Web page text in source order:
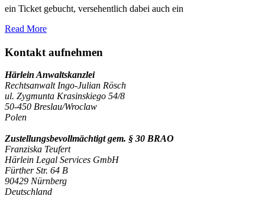
ein Ticket gebucht, versehentlich dabei auch ein
Read More
Kontakt aufnehmen
Härlein Anwaltskanzlei
Rechtsanwalt Ingo-Julian Rösch
ul. Zygmunta Krasinskiego 54/8
50-450 Breslau/Wroclaw
Polen
Zustellungsbevollmächtigt gem. § 30 BRAO
Franziska Teufert
Härlein Legal Services GmbH
Fürther Str. 64 B
90429 Nürnberg
Deutschland